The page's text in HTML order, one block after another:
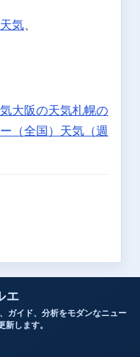
気、
大阪の天気札幌の
（全国） 天気（週
エ
ガイド、分析をモダンなニュー
します。